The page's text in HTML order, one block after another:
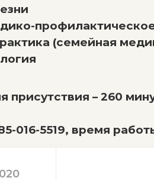
(семейная
присутствия – 260
016-5519, время